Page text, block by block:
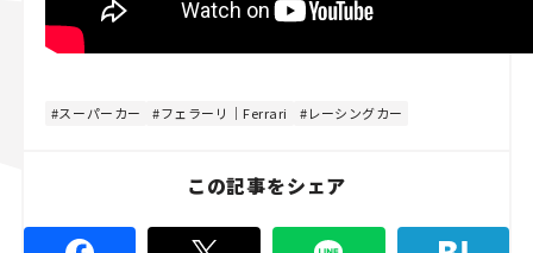
スーパーカー フェラーリ｜Ferrari レーシングカー
この記事をシェア